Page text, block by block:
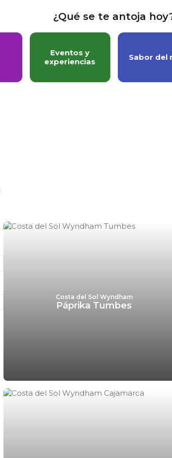
¿Qué se te antoja
Eventos y
experiencias
Sabor del
Costa del Sol Wyndham
Páprika Tumbes